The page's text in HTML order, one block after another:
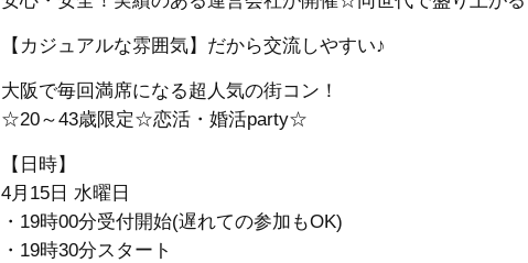
【カジュアルな雰囲気】だから交流しやすい♪
大阪で毎回満席になる超人気の街コン！
☆20～43歳限定☆恋活・婚活party☆
【日時】
4月15日 水曜日
・19時00分受付開始(遅れての参加もOK)
・19時30分スタート